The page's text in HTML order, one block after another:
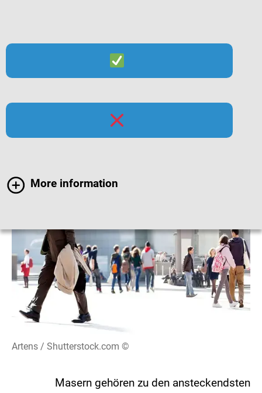
More information
Menü
Masern-Impfung bei
Erwachsenen
© Artens / Shutterstock.com
Masern gehören zu den ansteckendsten